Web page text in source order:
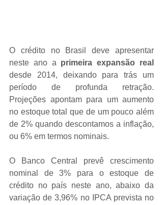
O crédito no Brasil deve apresentar
neste ano a
desde 2014, deixando para trás um
período de profunda retração.
Projeções apontam para um aumento
no estoque total que de um pouco além
de 2% quando descontamos a inflação,
ou 6% em termos nominais.
O Banco Central prevê crescimento
nominal de 3% para o estoque de
crédito no país neste ano, abaixo da
variação de 3,96% no IPCA prevista no